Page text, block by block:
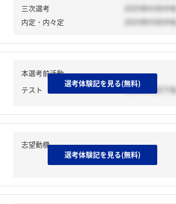
三次選考
2025年03月中旬
内定・内々定
2025年03月中旬
本選考前活動
テスト
2025年01月下旬
選考体験記を見る(無料)
志望動機
選考体験記を見る(無料)